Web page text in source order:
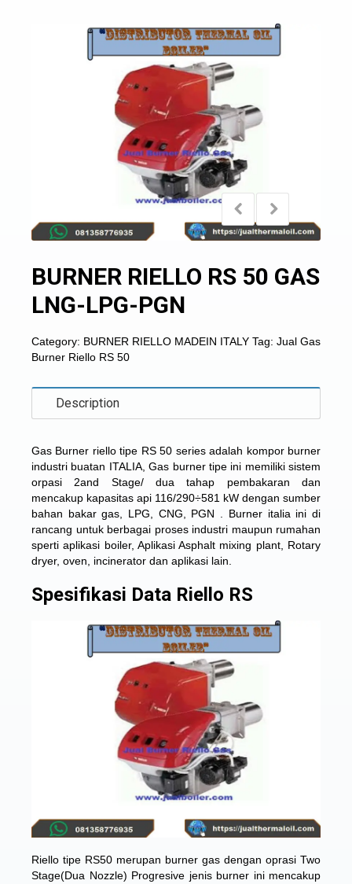
BURNER RIELLO RS 50 GAS
LNG-LPG-PGN
Category: BURNER RIELLO MADEIN ITALY Tag: Jual Gas
Burner Riello RS 50
Description
Gas Burner riello tipe RS 50 series adalah kompor burner
industri buatan ITALIA, Gas burner tipe ini memiliki sistem
orpasi 2and Stage/ dua tahap pembakaran dan
mencakup kapasitas api 116/290÷581 kW dengan sumber
bahan bakar gas, LPG, CNG, PGN . Burner italia ini di
rancang untuk berbagai proses industri maupun rumahan
sperti aplikasi boiler, Aplikasi Asphalt mixing plant, Rotary
dryer, oven, incinerator dan aplikasi lain.
Spesifikasi Data Riello RS
Riello tipe RS50 merupan burner gas dengan oprasi Two
Stage(Dua Nozzle) Progresive jenis burner ini ​​mencakup